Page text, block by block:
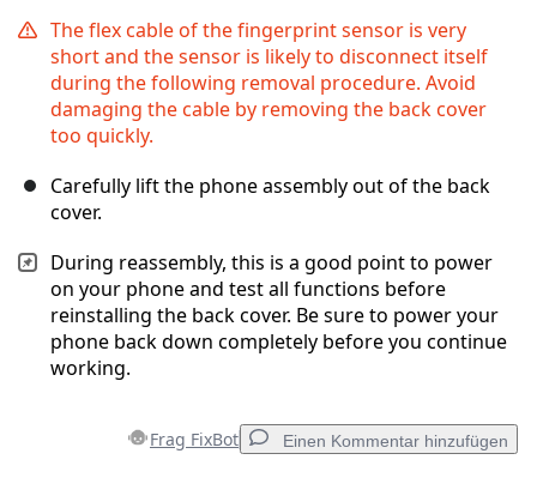
The flex cable of the fingerprint sensor is very
short and the sensor is likely to disconnect itself
during the following removal procedure. Avoid
damaging the cable by removing the back cover
too quickly.
Carefully lift the phone assembly out of the back
cover.
During reassembly, this is a good point to power
on your phone and test all functions before
reinstalling the back cover. Be sure to power your
phone back down completely before you continue
working.
Frag FixBot Einen Kommentar hinzufügen